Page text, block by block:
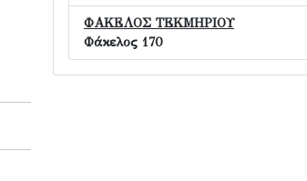
ΦΑΚΕΛΟΣ ΤΕΚΜΗΡΙΟΥ
Φάκελος 170